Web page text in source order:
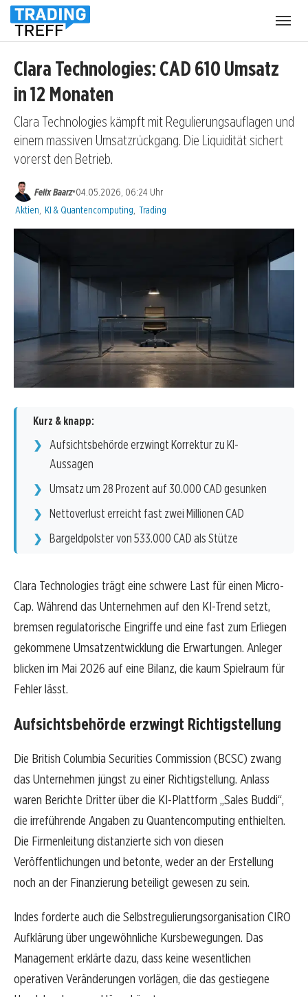
Clara Technologies: CAD 610 Umsatz
in 12 Monaten
Clara Technologies kämpft mit Regulierungsauflagen und
einem massiven Umsatzrückgang. Die Liquidität sichert
vorerst den Betrieb.
Felix Baarz•04.05.2026, 06:24 Uhr
Kategorien:
Aktien KI & Quantencomputing Trading
Kurz & knapp:
Aufsichtsbehörde erzwingt Korrektur zu KI-
Aussagen
Umsatz um 28 Prozent auf 30.000 CAD gesunken
Nettoverlust erreicht fast zwei Millionen CAD
Bargeldpolster von 533.000 CAD als Stütze
Clara Technologies trägt eine schwere Last für einen Micro-
Cap. Während das Unternehmen auf den KI-Trend setzt,
bremsen regulatorische Eingriffe und eine fast zum Erliegen
gekommene Umsatzentwicklung die Erwartungen. Anleger
blicken im Mai 2026 auf eine Bilanz, die kaum Spielraum für
Fehler lässt.
Aufsichtsbehörde erzwingt Richtigstellung
Die British Columbia Securities Commission (BCSC) zwang
das Unternehmen jüngst zu einer Richtigstellung. Anlass
waren Berichte Dritter über die KI-Plattform „Sales Buddi“,
die irreführende Angaben zu Quantencomputing enthielten.
Die Firmenleitung distanzierte sich von diesen
Veröffentlichungen und betonte, weder an der Erstellung
noch an der Finanzierung beteiligt gewesen zu sein.
Indes forderte auch die Selbstregulierungsorganisation CIRO
Aufklärung über ungewöhnliche Kursbewegungen. Das
Management erklärte dazu, dass keine wesentlichen
operativen Veränderungen vorlägen, die das gestiegene